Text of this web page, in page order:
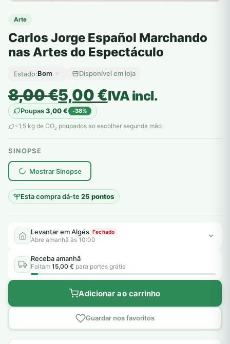
Arte
Carlos Jorge Español Marchando
nas Artes do Espectáculo
Estado:Bom Disponível em loja
8,00€
O
preço
original
era:
8,00 €.
5,00€
O
preço
atual
é:
5,00 €.
IVA incl.
Poupas3,00€ -38%
~1,5 kg de CO2 poupados ao escolher segunda mão
SINOPSE
Mostrar Sinopse
Esta compra dá-te25 pontos
plantar árvores reais
Levantar em Algés Fechado
Abre amanhã às 10:00
Receba amanhã
Faltam 15,00 € para portes grátis
Adicionar ao carrinho
Guardar nos favoritos